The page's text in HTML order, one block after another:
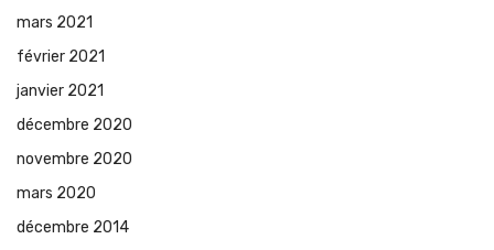
mars 2021
février 2021
janvier 2021
décembre 2020
novembre 2020
mars 2020
décembre 2014